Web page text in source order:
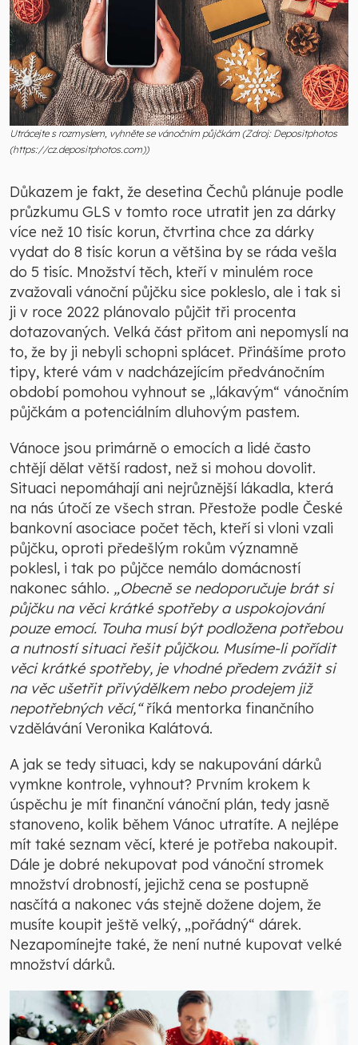
Utrácejte s rozmyslem, vyhněte se vánočním půjčkám (Zdroj: Depositphotos
(https://cz.depositphotos.com))
Důkazem je fakt, že desetina Čechů plánuje podle
průzkumu GLS v tomto roce utratit jen za dárky
více než 10 tisíc korun, čtvrtina chce za dárky
vydat do 8 tisíc korun a většina by se ráda vešla
do 5 tisíc. Množství těch, kteří v minulém roce
zvažovali vánoční půjčku sice pokleslo, ale i tak si
ji v roce 2022 plánovalo půjčit tři procenta
dotazovaných. Velká část přitom ani nepomyslí na
to, že by ji nebyli schopni splácet. Přinášíme proto
tipy, které vám v nadcházejícím předvánočním
období pomohou vyhnout se „lákavým“ vánočním
půjčkám a potenciálním dluhovým pastem.
Vánoce jsou primárně o emocích a lidé často
chtějí dělat větší radost, než si mohou dovolit.
Situaci nepomáhají ani nejrůznější lákadla, která
na nás útočí ze všech stran. Přestože podle České
bankovní asociace počet těch, kteří si vloni vzali
půjčku, oproti předešlým rokům významně
poklesl, i tak po půjčce nemálo domácností
nakonec sáhlo. „Obecně se nedoporučuje brát si
půjčku na věci krátké spotřeby a uspokojování
pouze emocí. Touha musí být podložena potřebou
a nutností situaci řešit půjčkou. Musíme-li pořídit
věci krátké spotřeby, je vhodné předem zvážit si
na věc ušetřit přivýdělkem nebo prodejem již
nepotřebných věcí,“říká mentorka finančního
vzdělávání Veronika Kalátová.
A jak se tedy situaci, kdy se nakupování dárků
vymkne kontrole, vyhnout? Prvním krokem k
úspěchu je mít finanční vánoční plán, tedy jasně
stanoveno, kolik během Vánoc utratíte. A nejlépe
mít také seznam věcí, které je potřeba nakoupit.
Dále je dobré nekupovat pod vánoční stromek
množství drobností, jejichž cena se postupně
nasčítá a nakonec vás stejně dožene dojem, že
musíte koupit ještě velký, „pořádný“ dárek.
Nezapomínejte také, že není nutné kupovat velké
množství dárků.